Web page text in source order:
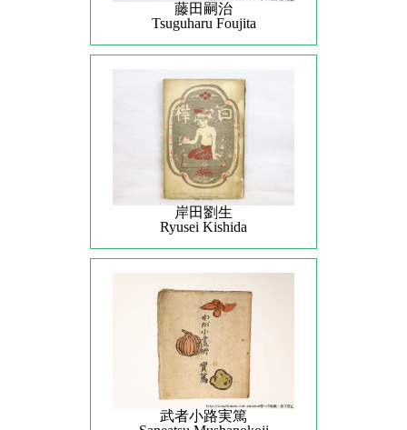
藤田嗣治
Tsuguharu Foujita
岸田劉生
Ryusei Kishida
武者小路実篤